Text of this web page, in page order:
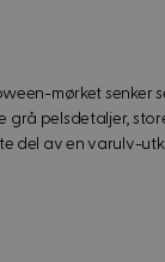
mørket senker
grå pelsdetaljer,
del av en varulv-